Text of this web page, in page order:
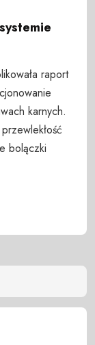
raport
karnych.
bolączki